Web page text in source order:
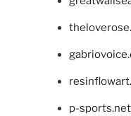
p-sports.net